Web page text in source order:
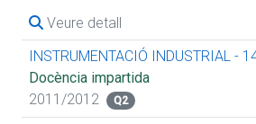
Veure detall
INSTRUMENTACIÓ INDUSTRIAL -
Docència impartida
2011/2012
Q2